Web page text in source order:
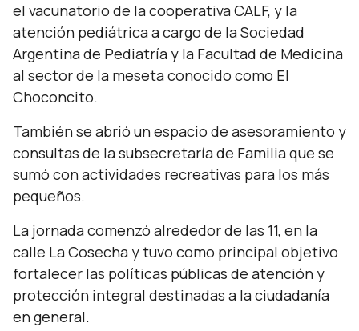
el vacunatorio de la cooperativa CALF, y la
atención pediátrica a cargo de la Sociedad
Argentina de Pediatría y la Facultad de Medicina
al sector de la meseta conocido como El
Choconcito.
También se abrió un espacio de asesoramiento y
consultas de la subsecretaría de Familia que se
sumó con actividades recreativas para los más
pequeños.
La jornada comenzó alrededor de las 11, en la
calle La Cosecha y tuvo como principal objetivo
fortalecer las políticas públicas de atención y
protección integral destinadas a la ciudadanía
en general.